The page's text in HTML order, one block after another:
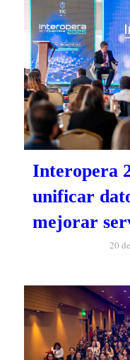
Interopera
unificar
mejorar
20